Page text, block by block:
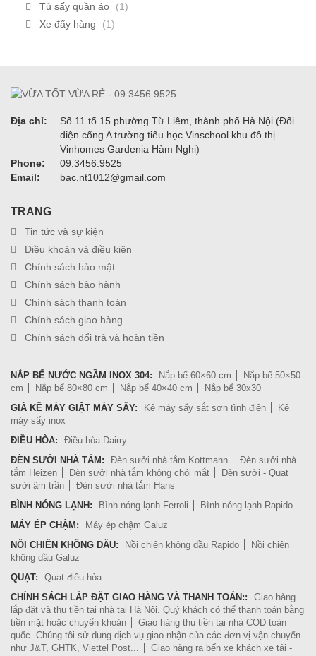
Tủ sấy quần áo
(1)
Xe đẩy hàng
(1)
Địa chỉ:
Số 11 tổ 15 phường Từ Liêm, thành phố Hà Nội (Đối
diện cổng A trường tiểu học Vinschool khu đô thị
Vinhomes Gardenia Hàm Nghi)
Phone:
09.3456.9525
Email:
bac.nt1012@gmail.com
TRANG
Tin tức và sự kiện
Điều khoản và điều kiện
Chính sách bảo mật
Chính sách bảo hành
Chính sách thanh toán
Chính sách giao hàng
Chính sách đổi trả và hoàn tiền
NẮP BỂ NƯỚC NGẦM INOX 304: Nắp bể 60×60 cm
Nắp bể 50×50
cm
Nắp bể 80×80 cm Nắp bể 40×40 cm
Nắp bể 30x30
GIÁ KÊ MÁY GIẶT MÁY SẤY:
Kệ máy sấy sắt sơn tĩnh điện
Kệ
máy sấy inox
ĐIỀU HÒA:
Điều hòa Dairry
ĐÈN SƯỞI NHÀ TẮM:
Đèn sưởi nhà tắm Kottmann
Đèn sưởi nhà
tắm Heizen
Đèn sưởi nhà tắm không chói mắt
Đèn sưởi - Quạt
sưởi âm trần
Đèn sưởi nhà tắm Hans
BÌNH NÓNG LẠNH:
Bình nóng lạnh Ferroli
Bình nóng lạnh Rapido
MÁY ÉP CHẬM:
Máy ép chậm Galuz
NỒI CHIÊN KHÔNG DẦU:
Nồi chiên không dầu Rapido
Nồi chiên
không dầu Galuz
QUẠT:
Quạt điều hòa
CHÍNH SÁCH LẮP ĐẶT GIAO HÀNG VÀ THANH TOÁN::
Giao hàng
lắp đặt và thu tiền tại nhà tại Hà Nội. Quý khách có thể thanh toán bằng
tiền mặt hoặc chuyển khoản
Giao hàng thu tiền tại nhà COD toàn
quốc. Chúng tôi sử dụng dịch vụ giao nhận của các đơn vị vận chuyển
như J&T, GHTK, Viettel Post...
Giao hàng ra bến xe khách xe tải -